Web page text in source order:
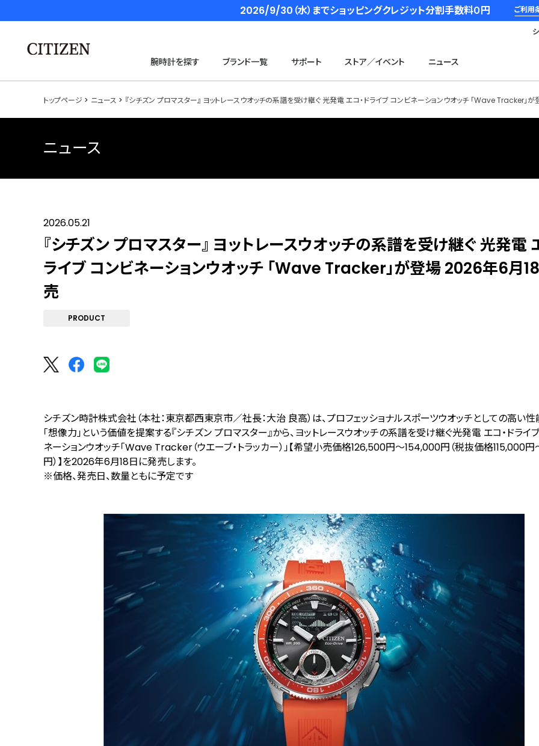
2026/9/30（水）までショッピングクレジット分割手数料０円 ご利用
腕時計を探す ブランド一覧 サポート ストア／イベント ニュース
トップページ ニュース 『シチズン プロマスター』 ヨットレースウオッチの系譜を受け継ぐ 光発電 エコ・ドライブ コンビネーションウオッチ 「Wave Tracker
ニュース
2026.05.21
『シチズン プロマスター』 ヨットレースウオッチの系譜を受け継ぐ 光発電
ライブ コンビネーションウオッチ 「Wave Tracker」が登場 2026年6月
売
PRODUCT
シチズン時計株式会社（本社：東京都西東京市／社長：大治 良高）は、プロフェッショナルスポーツウオッチとしての高い性
「想像力」という価値を提案する『シチズン プロマスター』から、ヨットレースウオッチの系譜を受け継ぐ光発電 エコ・ドライブ
ネーションウオッチ「Wave Tracker（ウエーブ・トラッカー）」【希望小売価格126,500円～154,000円（税抜価格115,000
円）】を2026年6月18日に発売します。
※価格、発売⽇、数量ともに予定です